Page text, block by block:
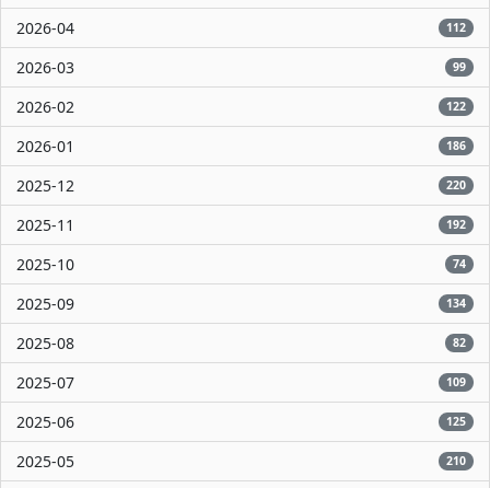
2026-04 112
2026-03 99
2026-02 122
2026-01 186
2025-12 220
2025-11 192
2025-10 74
2025-09 134
2025-08 82
2025-07 109
2025-06 125
2025-05 210